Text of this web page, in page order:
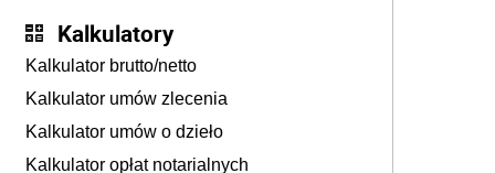
Kalkulatory
Kalkulator brutto/netto
Kalkulator umów zlecenia
Kalkulator umów o dzieło
Kalkulator opłat notarialnych